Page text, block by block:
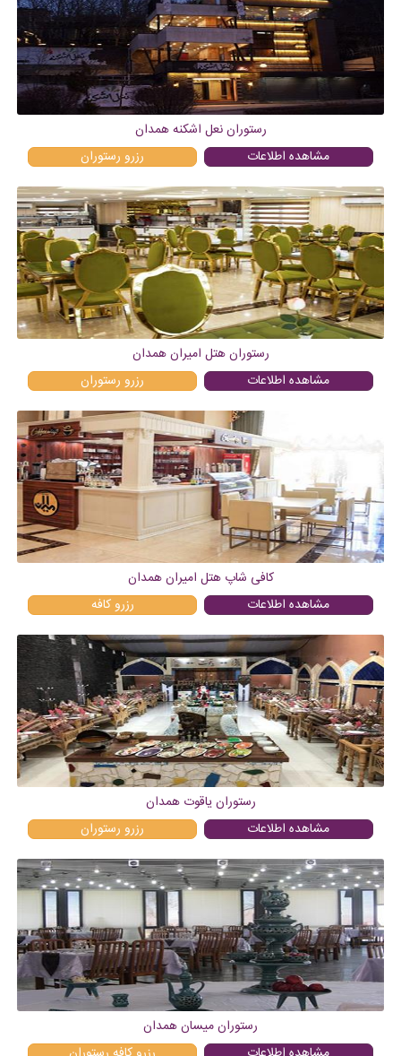
رستوران نعل اشکنه همدان
مشاهده اطلاعات
رزرو رستوران
رستوران هتل امیران همدان
مشاهده اطلاعات
رزرو رستوران
کافی شاپ هتل امیران همدان
مشاهده اطلاعات
رزروكافه
رستوران یاقوت همدان
مشاهده اطلاعات
رزرو رستوران
رستوران میسان همدان